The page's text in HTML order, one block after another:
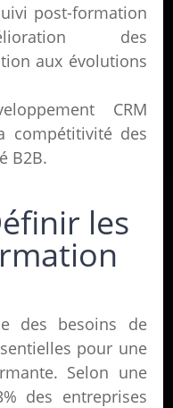
post-formation
des
aux évolutions
CRM
compétitivité des
B2B.
les
des besoins de
pour une
Selon une
des entreprises